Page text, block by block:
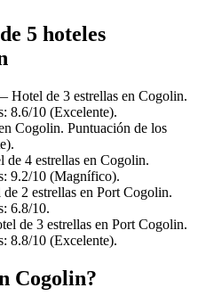
5 hoteles
Hotel de 3 estrellas en Cogolin.
8.6/10 (Excelente).
Cogolin. Puntuación de los
4 estrellas en Cogolin.
9.2/10 (Magnífico).
2 estrellas en Port Cogolin.
6.8/10.
de 3 estrellas en Port Cogolin.
8.8/10 (Excelente).
Cogolin?